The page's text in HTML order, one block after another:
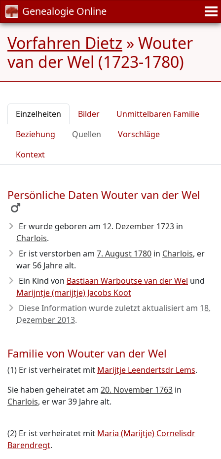
Genealogie Online
Vorfahren Dietz » Wouter
van der Wel (1723-1780)
Einzelheiten Bilder
Unmittelbaren Familie
Beziehung
Quellen
Vorschläge
Kontext
Persönliche Daten Wouter van der Wel
Er wurde geboren am 12. Dezember 1723 in
Charlois.
Er ist verstorben am 7. August 1780 in Charlois, er
war 56 Jahre alt.
Ein Kind von Bastiaan Warboutse van der Wel und
Marijntje (marijtje) Jacobs Koot
Diese Information wurde zuletzt aktualisiert am 18.
Dezember 2013.
Familie von Wouter van der Wel
(1) Er ist verheiratet mit Marijtje Leendertsdr Lems.
Sie haben geheiratet am 20. November 1763 in
Charlois, er war 39 Jahre alt.
(2) Er ist verheiratet mit Maria (Marijtje) Cornelisdr
Barendregt.